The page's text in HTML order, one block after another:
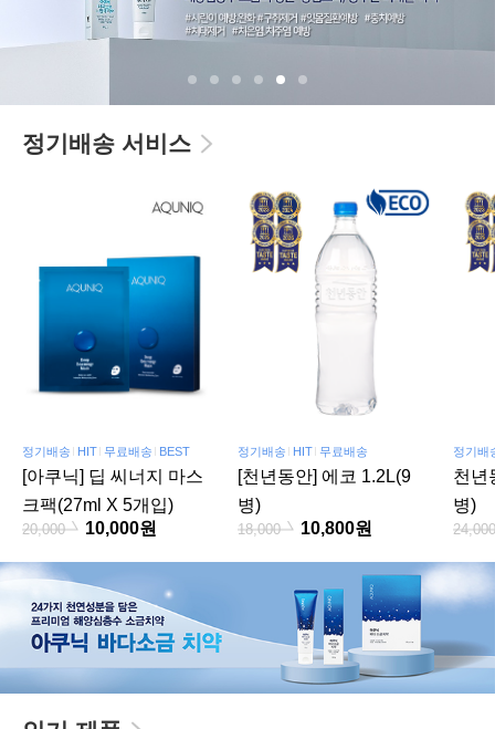
정기배송 서비스
정기배송 HIT 무료배송 BEST
[아쿠닉] 딥 씨너지 마스
크팩(27ml X 5개입)
20,000 10,000원
정기배송 HIT 무료배송
[천년동안] 에코 1.2L(9
병)
18,000 10,800원
정기배
천년
병)
24,000